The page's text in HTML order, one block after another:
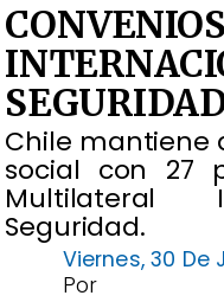
CONVENIOS
Chile mantiene
social con 27
Multilateral
Seguridad.
Viernes, 30 De
Por